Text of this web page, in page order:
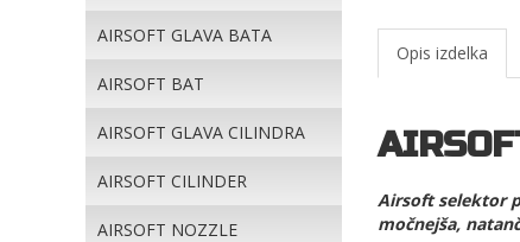
AIRSOFT GLAVA BATA
AIRSOFT BAT
AIRSOFT GLAVA CILINDRA
AIRSOFT CILINDER
AIRSOFT NOZZLE
Opis izdelka
Airsoft selektor
močnejša,